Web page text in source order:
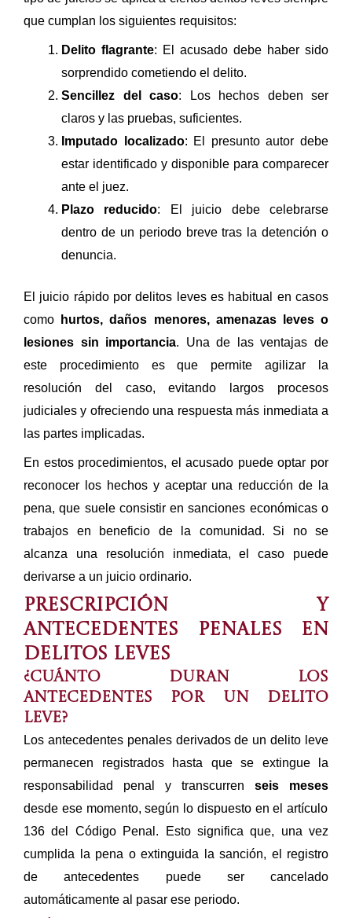
que cumplan los siguientes requisitos:
Delito flagrante: El acusado debe haber sido
sorprendido cometiendo el delito.
Sencillez del caso: Los hechos deben ser
claros y las pruebas, suficientes.
Imputado localizado: El presunto autor debe
estar identificado y disponible para comparecer
ante el juez.
Plazo reducido: El juicio debe celebrarse
dentro de un periodo breve tras la detención o
denuncia.
El juicio rápido por delitos leves es habitual en casos
como
hurtos, daños menores, amenazas leves o
lesiones sin importancia. Una de las ventajas de
este procedimiento es que permite agilizar la
resolución del caso, evitando largos procesos
judiciales y ofreciendo una respuesta más inmediata a
las partes implicadas.
En estos procedimientos, el acusado puede optar por
reconocer los hechos y aceptar una reducción de la
pena, que suele consistir en sanciones económicas o
trabajos en beneficio de la comunidad. Si no se
alcanza una resolución inmediata, el caso puede
derivarse a un juicio ordinario.
Prescripción y
antecedentes penales en
delitos leves
¿Cuánto duran los
antecedentes por un delito
leve?
Los antecedentes penales derivados de un delito leve
permanecen registrados hasta que se extingue la
responsabilidad penal y transcurren seis meses
desde ese momento, según lo dispuesto en el artículo
136 del Código Penal. Esto significa que, una vez
cumplida la pena o extinguida la sanción, el registro
de antecedentes puede ser cancelado
automáticamente al pasar ese periodo.